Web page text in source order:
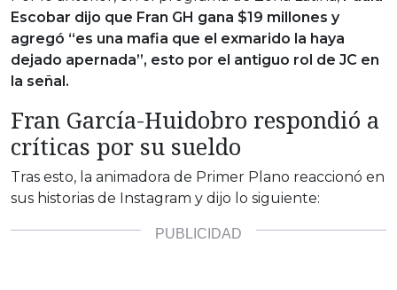
Escobar dijo que Fran GH gana $19 millones y
agregó “es una mafia que el exmarido la haya
dejado apernada”, esto por el antiguo rol de JC en
la señal.
Fran García-Huidobro respondió a
críticas por su sueldo
Tras esto, la animadora de Primer Plano reaccionó en
sus historias de Instagram y dijo lo siguiente: